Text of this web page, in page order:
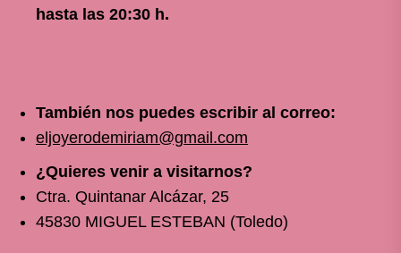
hasta las 20:30 h.
También nos puedes escribir al correo:
eljoyerodemiriam@gmail.com
¿Quieres venir a visitarnos?
Ctra. Quintanar Alcázar, 25
45830 MIGUEL ESTEBAN (Toledo)